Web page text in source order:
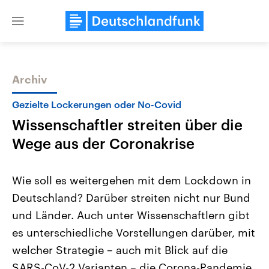
Close
Themen
Landtagswahl Sachsen-Anhalt
2026
Alle Informationen
Sachsen-Anhalt wählt am 6.
September 2026 einen neuen
Landtag. Seit 2021 wird das
Bundesland von einer Koalition aus
Aktuelle Beiträge,
Hintergründe
Wirtschaftlich und
gehören die Vereinigten
den mächtigsten Ländern
mit großem Einfluss auf
Archiv
Gezielte Lockerungen oder No-Covid
Wissenschaftler streiten über die
Wege aus der Coronakrise
Wie soll es weitergehen mit dem Lockdown in
Deutschland? Darüber streiten nicht nur Bund
und Länder. Auch unter Wissenschaftlern gibt
es unterschiedliche Vorstellungen darüber, mit
welcher Strategie – auch mit Blick auf die